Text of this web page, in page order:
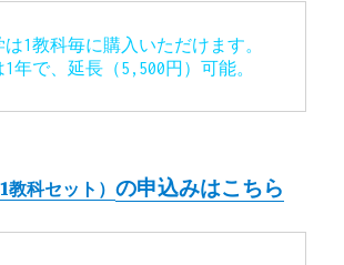
1教科毎に購入いただけます。
年で、延長（5,500円）可能。
教科セット）の申込みはこちら